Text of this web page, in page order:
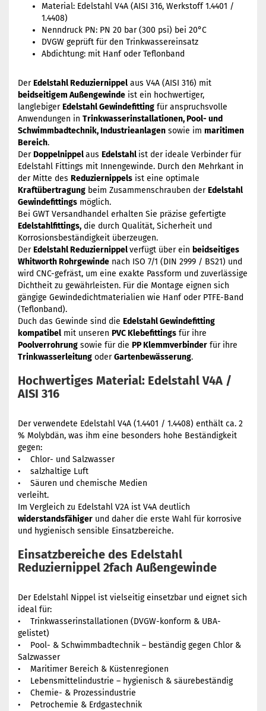
Material: Edelstahl V4A (AISI 316, Werkstoff 1.4401 /
1.4408)
Nenndruck PN: PN 20 bar (300 psi) bei 20°C
DVGW geprüft für den Trinkwassereinsatz
Abdichtung: mit Hanf oder Teflonband
DerEdelstahl Reduziernippel aus V4A (AISI 316) mit
beidseitigem Außengewinde ist ein hochwertiger,
langlebigerEdelstahl Gewindefitting für anspruchsvolle
Anwendungen in Trinkwasserinstallationen, Pool- und
Schwimmbadtechnik, Industrieanlagen sowie im maritimen
Bereich.
DerDoppelnippelaus Edelstahl ist der ideale Verbinder für
Edelstahl Fittings mit Innengewinde. Durch den Mehrkant in
der Mitte des Reduziernippels ist eine optimale
Kraftübertragung beim Zusammenschrauben derEdelstahl
Gewindefittings möglich.
Bei GWT Versandhandel erhalten Sie präzise gefertigte
Edelstahlfittings, die durch Qualität, Sicherheit und
Korrosionsbeständigkeit überzeugen.
DerEdelstahl Reduziernippelverfügt über ein beidseitiges
Whitworth Rohrgewinde nach ISO 7/1 (DIN 2999 / BS21) und
wird CNC-gefräst, um eine exakte Passform und zuverlässige
Dichtheit zu gewährleisten. Für die Montage eignen sich
gängige Gewindedichtmaterialien wie Hanf oder PTFE-Band
(Teflonband).
Duch das Gewinde sind die Edelstahl Gewindefitting
kompatibel mit unseren PVC Klebefittings für ihre
Poolverrohrung sowie für die PP Klemmverbinder für ihre
Trinkwasserleitung oderGartenbewässerung.
Hochwertiges Material: Edelstahl V4A /
AISI 316
Der verwendete Edelstahl V4A (1.4401 / 1.4408) enthält ca. 2
% Molybdän, was ihm eine besonders hohe Beständigkeit
gegen:
• Chlor- und Salzwasser
• salzhaltige Luft
• Säuren und chemische Medien
verleiht.
Im Vergleich zu Edelstahl V2A ist V4A deutlich
widerstandsfähiger und daher die erste Wahl für korrosive
und hygienisch sensible Einsatzbereiche.
Einsatzbereiche des Edelstahl
Reduziernippel 2fach Außengewinde
Der Edelstahl Nippel ist vielseitig einsetzbar und eignet sich
ideal für:
• Trinkwasserinstallationen (DVGW-konform & UBA-
gelistet)
• Pool- & Schwimmbadtechnik – beständig gegen Chlor &
Salzwasser
• Maritimer Bereich & Küstenregionen
• Lebensmittelindustrie – hygienisch & säurebeständig
• Chemie- & Prozessindustrie
• Petrochemie & Erdgastechnik